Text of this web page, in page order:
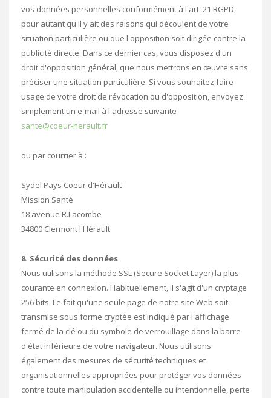
vos données personnelles conformément à l'art. 21 RGPD,
pour autant qu'il y ait des raisons qui découlent de votre
situation particulière ou que l'opposition soit dirigée contre la
publicité directe. Dans ce dernier cas, vous disposez d'un
droit d'opposition général, que nous mettrons en œuvre sans
préciser une situation particulière. Si vous souhaitez faire
usage de votre droit de révocation ou d'opposition, envoyez
simplement un e-mail à l'adresse suivante
sante@coeur-herault.fr
ou par courrier à :
Sydel Pays Coeur d'Hérault
Mission Santé
18 avenue R.Lacombe
34800 Clermont l'Hérault
8. Sécurité des données
Nous utilisons la méthode SSL (Secure Socket Layer) la plus
courante en connexion. Habituellement, il s'agit d'un cryptage
256 bits. Le fait qu'une seule page de notre site Web soit
transmise sous forme cryptée est indiqué par l'affichage
fermé de la clé ou du symbole de verrouillage dans la barre
d'état inférieure de votre navigateur. Nous utilisons
également des mesures de sécurité techniques et
organisationnelles appropriées pour protéger vos données
contre toute manipulation accidentelle ou intentionnelle, perte